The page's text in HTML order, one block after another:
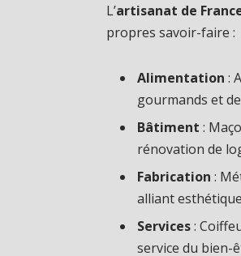
L’artisanat de
propres savoir-faire :
Alimentation :
gourmands et
Bâtiment :
rénovation de
Fabrication :
alliant
Services:
service du bien-